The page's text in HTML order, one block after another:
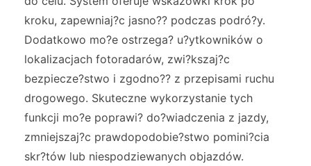
kroku, zapewniaj?c jasno?? podczas podró?y.
Dodatkowo mo?e ostrzega? u?ytkowników o
lokalizacjach fotoradarów, zwi?kszaj?c
bezpiecze?stwo i zgodno?? z przepisami ruchu
drogowego. Skuteczne wykorzystanie tych
funkcji mo?e poprawi? do?wiadczenia z jazdy,
zmniejszaj?c prawdopodobie?stwo pomini?cia
skr?tów lub niespodziewanych objazdów.